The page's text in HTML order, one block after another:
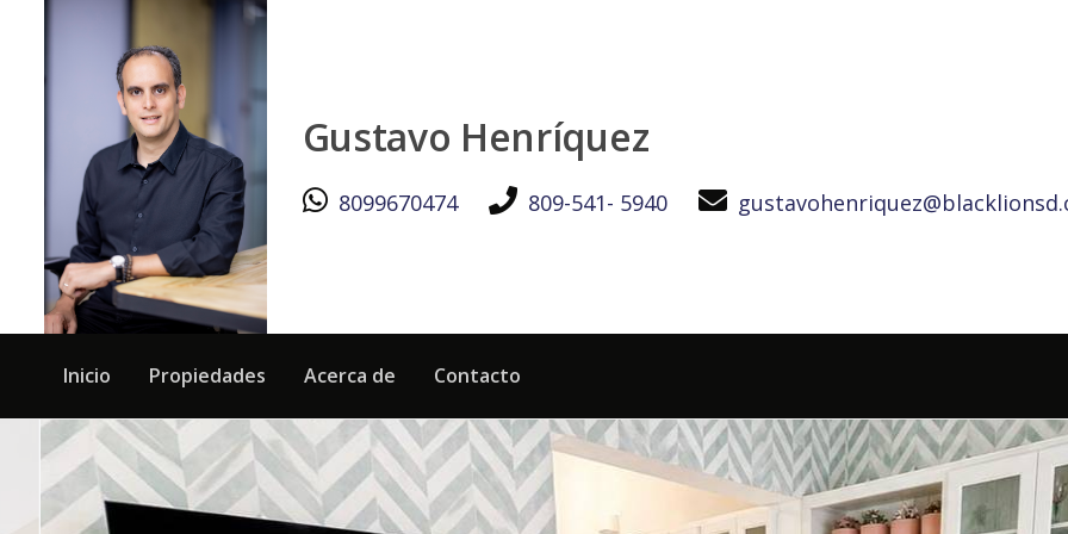
Gustavo Henríquez
8099670474 809-541- 5940
Inicio Propiedades Acerca de Contacto
Magnífica Villa en Buena Vista Norte - Black Lion Properties